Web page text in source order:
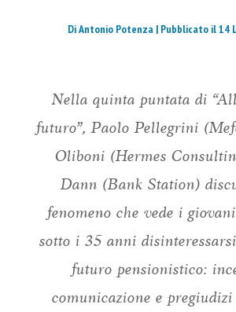
Di Antonio Potenza | Pubblicato il 14
Nella quinta puntata di
futuro”, Paolo Pellegrini
Oliboni (Hermes
Dann (Bank Station)
fenomeno che vede i
sotto i 35 anni
futuro pensionistico:
comunicazione e